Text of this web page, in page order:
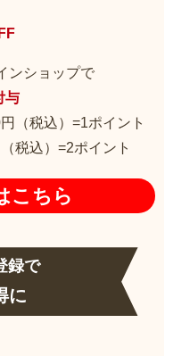
ンショップで
与
（税込）=1ポイント
税込）=2ポイント
こちら
録で
に